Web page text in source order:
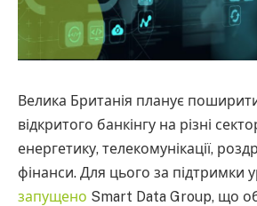
Велика Британія планує
відкритого банкінгу на різні
енергетику, телекомунікації,
фінанси. Для цього за підтримки
запущено Smart Data Group, що